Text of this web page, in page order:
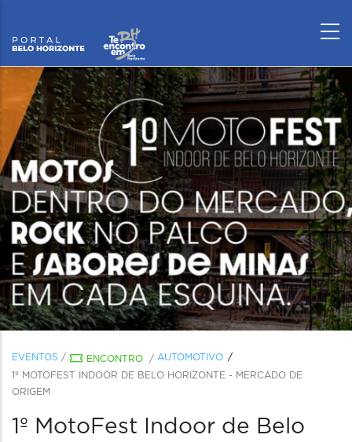
EVENTOS / ENCONTRO / AUTOMOTIVO
1º MOTOFEST INDOOR DE BELO HORIZONTE - MERCADO DE
ORIGEM
1º MotoFest Indoor de Belo